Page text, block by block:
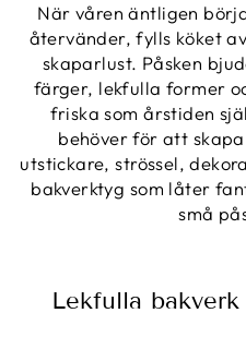
När våren äntligen
återvänder, fylls köket
skaparlust. Påsken
färger, lekfulla former
friska som årstiden
behöver för att
utstickare, strössel,
bakverktyg som låter
små
Lekfulla